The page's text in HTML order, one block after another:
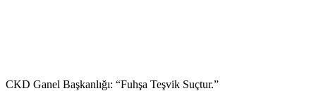
CKD Ganel Başkanlığı: “Fuhşa Teşvik Suçtur.”